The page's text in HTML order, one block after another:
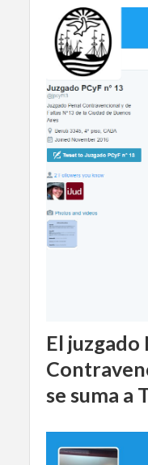
El juzgado
se suma a